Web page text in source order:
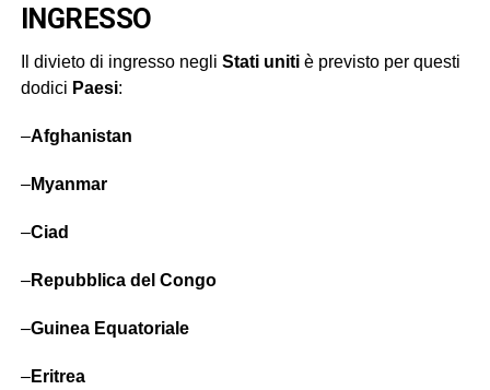
INGRESSO
Il divieto di ingresso negli Stati unitiè previsto per questi
dodici Paesi:
–Afghanistan
–Myanmar
–Ciad
–Repubblica del Congo
–Guinea Equatoriale
–Eritrea